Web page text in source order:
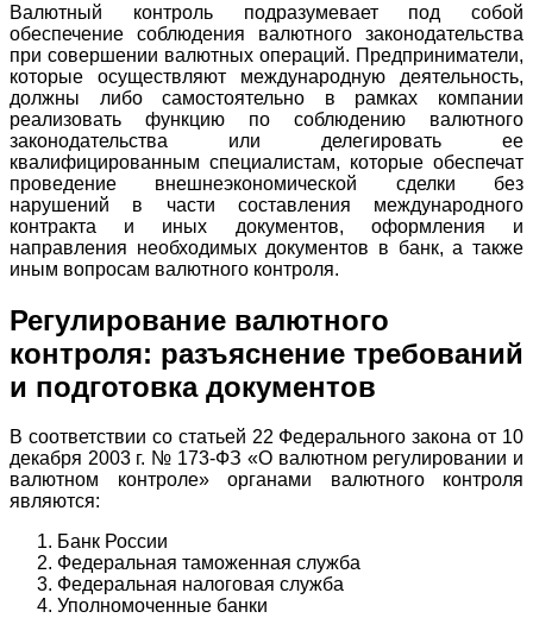
Валютный контроль подразумевает под собой
обеспечение соблюдения валютного законодательства
при совершении валютных операций. Предприниматели,
которые осуществляют международную деятельность,
должны либо самостоятельно в рамках компании
реализовать функцию по соблюдению валютного
законодательства или делегировать ее
квалифицированным специалистам, которые обеспечат
проведение внешнеэкономической сделки без
нарушений в части составления международного
контракта и иных документов, оформления и
направления необходимых документов в банк, а также
иным вопросам валютного контроля.
Регулирование валютного
контроля: разъяснение требований
и подготовка документов
В соответствии со статьей 22 Федерального закона от 10
декабря 2003 г. № 173-ФЗ «О валютном регулировании и
валютном контроле» органами валютного контроля
являются:
Банк России
Федеральная таможенная служба
Федеральная налоговая служба
Уполномоченные банки